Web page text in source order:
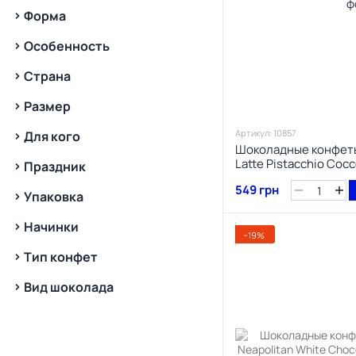
Артикул: 10857
Шоколадные
Latte Pistacchio
549 грн
−19%
Шоколад
Форма
Особенность
Страна
Размер
Для кого
Праздник
Упаковка
Начинки
Тип конфет
Вид шоколада